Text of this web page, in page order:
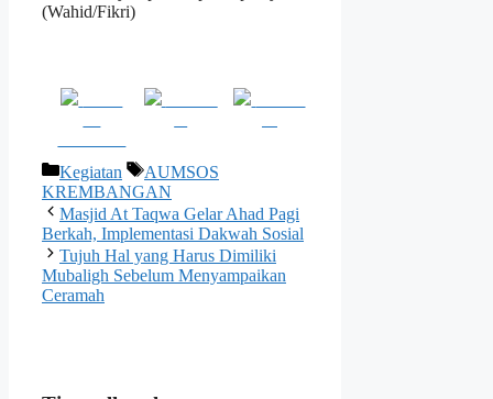
(Wahid/Fikri)
Kategori
Kegiatan Tag
AUMSOS
KREMBANGAN
Masjid At Taqwa Gelar Ahad Pagi
Berkah, Implementasi Dakwah Sosial
Tujuh Hal yang Harus Dimiliki
Mubaligh Sebelum Menyampaikan
Ceramah